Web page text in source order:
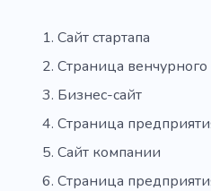
Сайт стартапа
Страница венчурного
Бизнес-сайт
Страница
Сайт компании
Страница